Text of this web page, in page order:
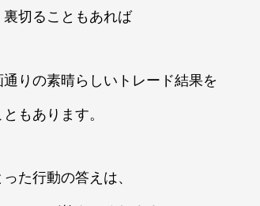
裏切ることもあれば
通りの素晴らしいトレード結果を
もあります。
た行動の答えは、